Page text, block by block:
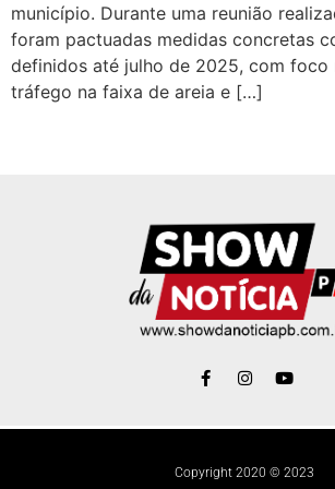
município. Durante uma reunião
foram pactuadas medidas concretas
definidos até julho de 2025, com foco
tráfego na faixa de areia e […]
Copyright 2020 © 2023